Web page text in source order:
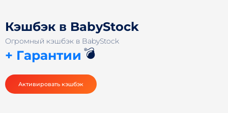
Кэшбэк в BabyStock
Огромный кэшбэк в BabyStock
+ Гарантии 💣
Активировать кэшбэк